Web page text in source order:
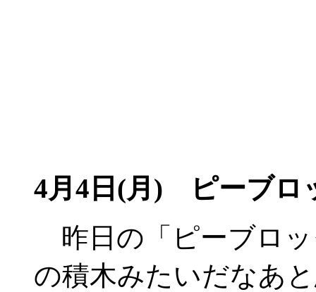
4月4日(月) ピーブロ
昨日の「ピーブロッ
の積木みたいだなあ